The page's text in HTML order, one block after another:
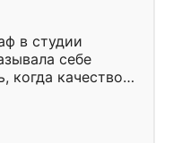
в студии
себе
когда качеством
уже почти